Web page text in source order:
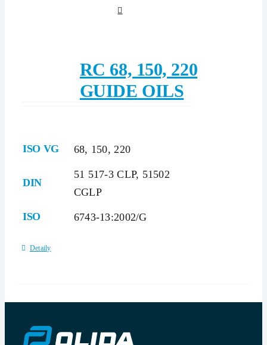
RC 68, 150, 220
GUIDE OILS
ISO VG 68, 150, 220
DIN
51 517-3 CLP, 51502
CGLP
ISO 6743-13:2002/G
Detaily